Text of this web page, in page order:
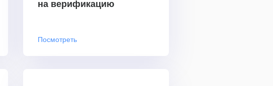
на верификацию
Посмотреть